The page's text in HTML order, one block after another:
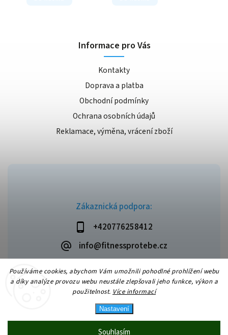
Používáme cookies, abychom Vám umožnili pohodlné prohlížení webu
a díky analýze provozu webu neustále zlepšovali jeho funkce, výkon a
použitelnost. Více informací
Nastavení
Souhlasím
Zákaznická podpora:
+420776258412
info@fitnessprotebe.cz
Informace pro Vás
Kontakty
Doprava a platba
Obchodní podmínky
Ochrana osobních údajů
Reklamace, výměna, vrácení zboží
Copyright 2026Fitnessprotebe.cz. Všechna práva vyhrazena.
VytvořilShoptet| Design